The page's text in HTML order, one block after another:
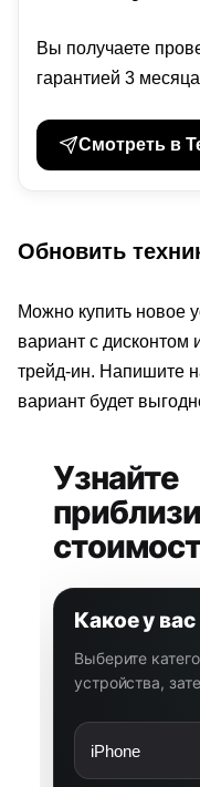
Вы получаете
гарантией 3
Смотреть в
Обновить
Можно купить новое
вариант с дисконтом
трейд-ин. Напишите
вариант будет